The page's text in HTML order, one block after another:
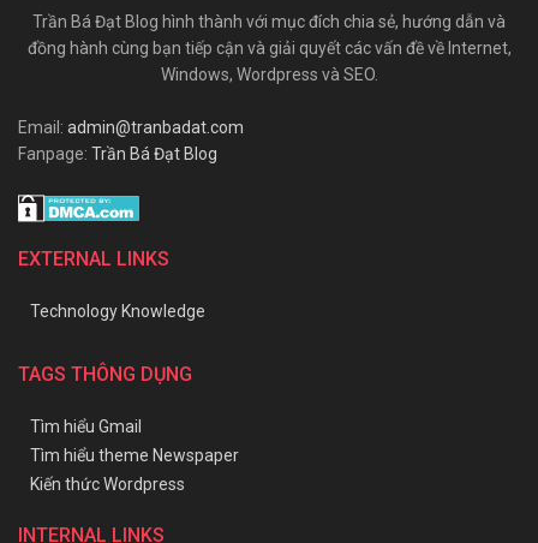
Trần Bá Đạt Blog hình thành với mục đích chia sẻ, hướng dẫn và
đồng hành cùng bạn tiếp cận và giải quyết các vấn đề về Internet,
Windows, Wordpress và SEO.
Email: admin@tranbadat.com
Fanpage: Trần Bá Đạt Blog
EXTERNAL LINKS
Technology Knowledge
TAGS THÔNG DỤNG
Tìm hiểu Gmail
Tìm hiểu theme Newspaper
Kiến thức Wordpress
INTERNAL LINKS